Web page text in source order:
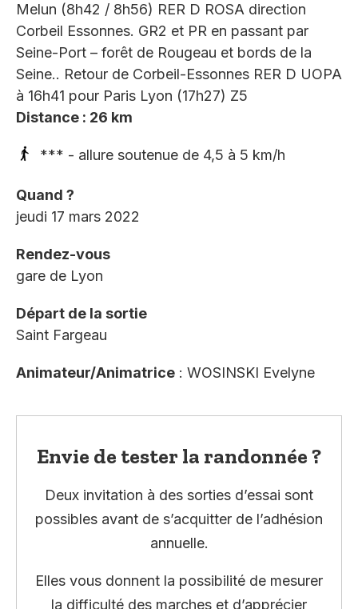
Melun (8h42 / 8h56) RER D ROSA direction
Corbeil Essonnes. GR2 et PR en passant par
Seine-Port – forêt de Rougeau et bords de la
Seine.. Retour de Corbeil-Essonnes RER D UOPA
à 16h41 pour Paris Lyon (17h27) Z5
Distance : 26 km
*** - allure soutenue de 4,5 à 5 km/h
Quand ?
jeudi 17 mars 2022
Rendez-vous
gare de Lyon
Départ de la sortie
Saint Fargeau
Animateur/Animatrice : WOSINSKI Evelyne
Envie de tester la randonnée ?
Deux invitation à des sorties d’essai sont
possibles avant de s’acquitter de l’adhésion
annuelle.
Elles vous donnent la possibilité de mesurer
la difficulté des marches et d’apprécier